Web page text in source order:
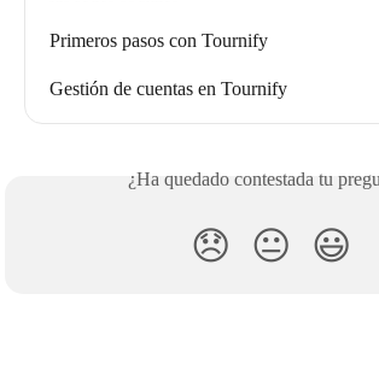
Primeros pasos con Tournify
Gestión de cuentas en Tournify
¿Ha quedado contestada tu
😞 😐 😃